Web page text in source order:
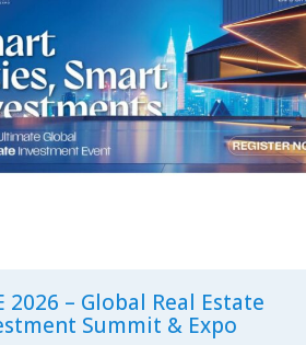
2026 – Global Real Estate
Summit & Expo